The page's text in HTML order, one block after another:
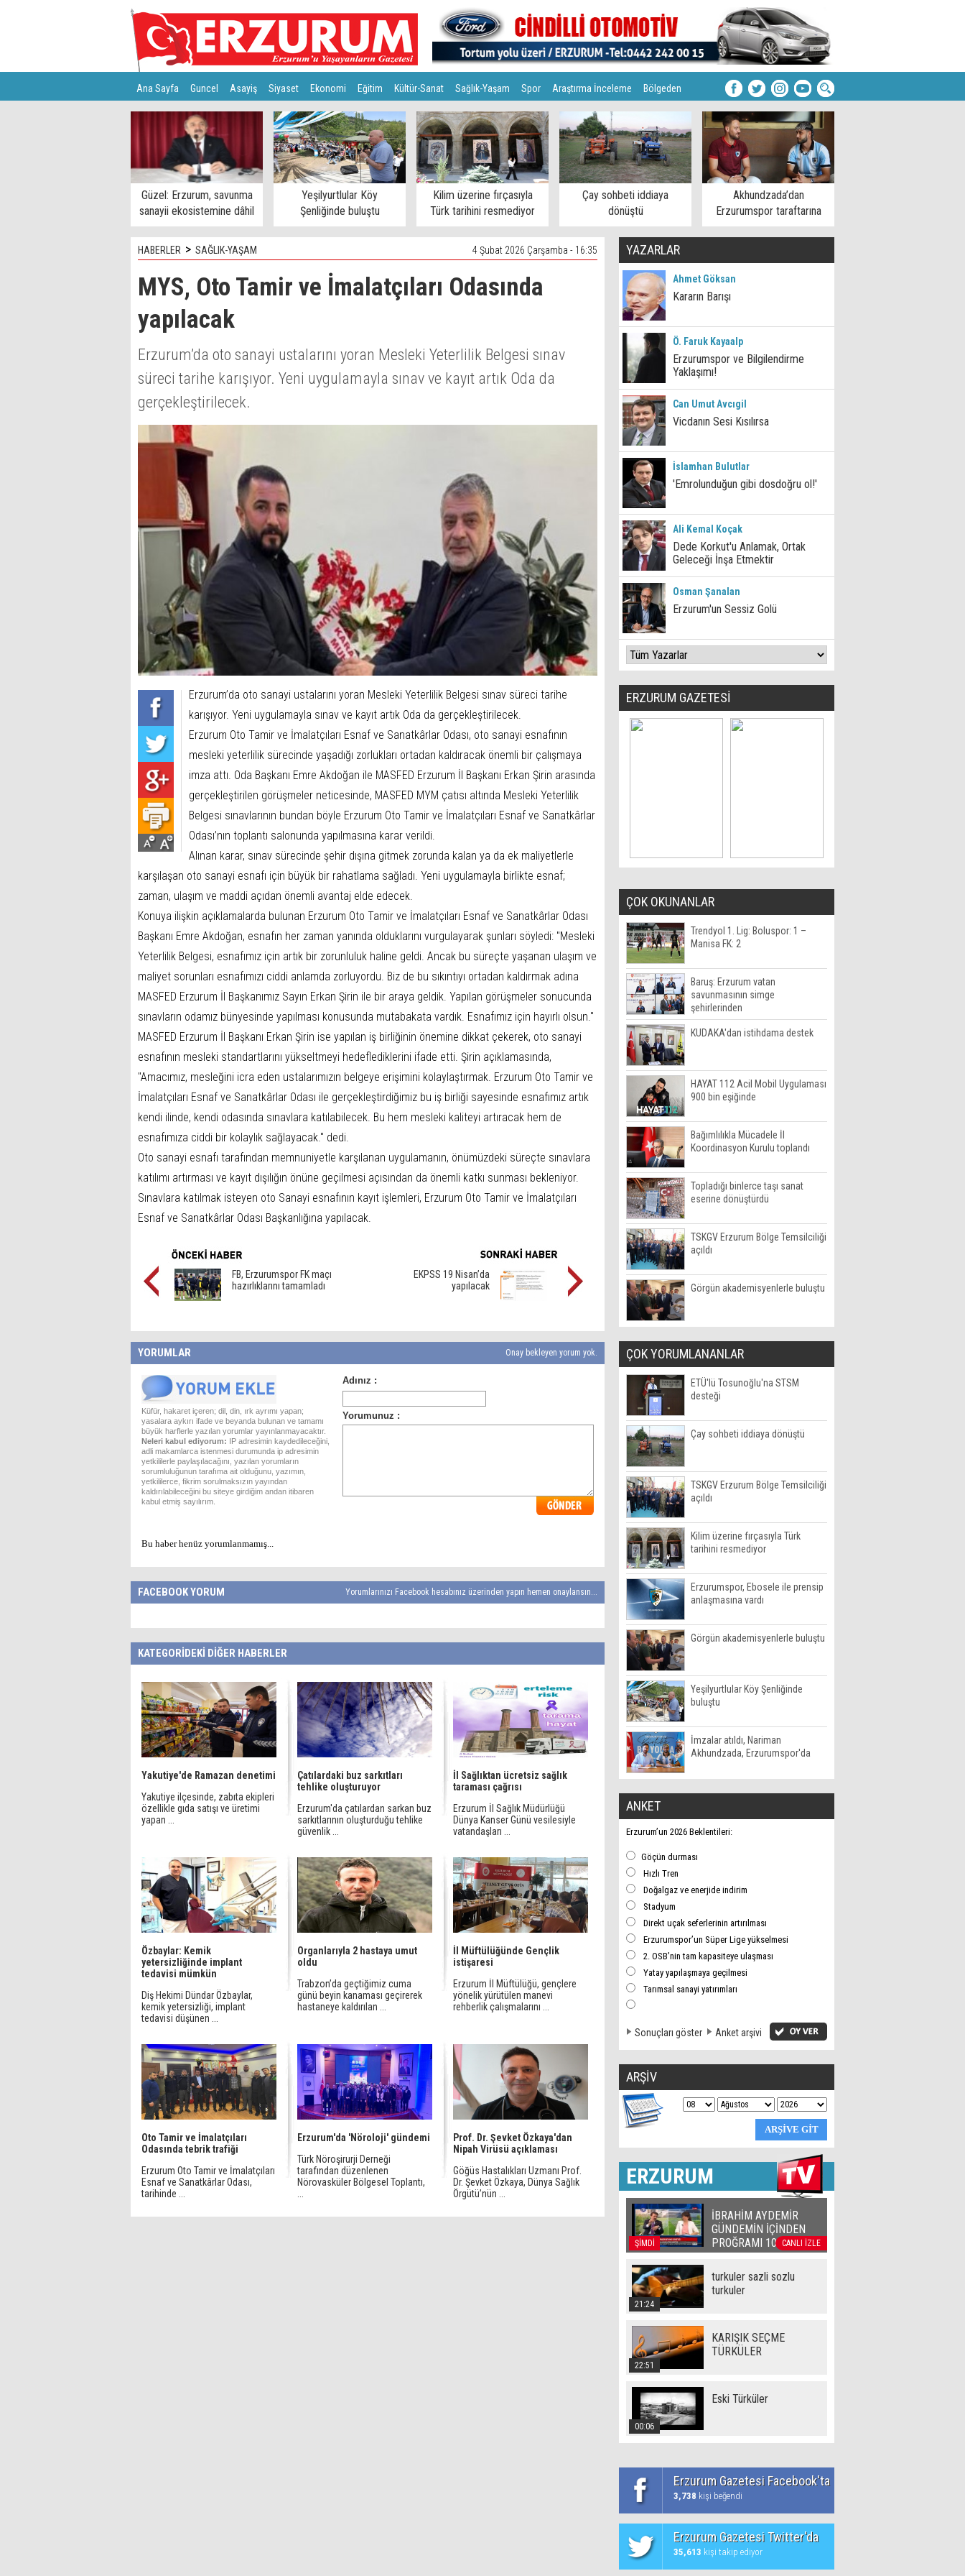
Ana Sayfa Guncel Asayiş Siyaset Ekonomi Eğitim Kültür-Sanat Sağlık-Yaşam Spor Araştırma İnceleme Bölgeden
Teknoloji
Güzel: Erzurum, savunma
sanayii ekosistemine dâhil
edilmeli
Yeşilyurtlular Köy
Şenliğinde buluştu
Kilim üzerine fırçasıyla
Türk tarihini resmediyor
Çay sohbeti iddiaya
dönüştü
Akhundzada’dan
Erzurumspor taraftarına
mesaj
HABERLER > SAĞLIK-YAŞAM 4 Şubat 2026 Çarşamba - 16:35
MYS, Oto Tamir ve İmalatçıları Odasında
yapılacak
Erzurum’da oto sanayi ustalarını yoran Mesleki Yeterlilik Belgesi sınav
süreci tarihe karışıyor. Yeni uygulamayla sınav ve kayıt artık Oda da
gerçekleştirilecek.
Erzurum’da oto sanayi ustalarını yoran Mesleki Yeterlilik Belgesi sınav süreci tarihe
karışıyor. Yeni uygulamayla sınav ve kayıt artık Oda da gerçekleştirilecek.
Erzurum Oto Tamir ve İmalatçıları Esnaf ve Sanatkârlar Odası, oto sanayi esnafının
mesleki yeterlilik sürecinde yaşadığı zorlukları ortadan kaldıracak önemli bir çalışmaya
imza attı. Oda Başkanı Emre Akdoğan ile MASFED Erzurum İl Başkanı Erkan Şirin arasında
gerçekleştirilen görüşmeler neticesinde, MASFED MYM çatısı altında Mesleki Yeterlilik
Belgesi sınavlarının bundan böyle Erzurum Oto Tamir ve İmalatçıları Esnaf ve Sanatkârlar
Odası’nın toplantı salonunda yapılmasına karar verildi.
Alınan karar, sınav sürecinde şehir dışına gitmek zorunda kalan ya da ek maliyetlerle
karşılaşan oto sanayi esnafı için büyük bir rahatlama sağladı. Yeni uygulamayla birlikte esnaf;
zaman, ulaşım ve maddi açıdan önemli avantaj elde edecek.
Konuya ilişkin açıklamalarda bulunan Erzurum Oto Tamir ve İmalatçıları Esnaf ve Sanatkârlar Odası
Başkanı Emre Akdoğan, esnafın her zaman yanında olduklarını vurgulayarak şunları söyledi: "Mesleki
Yeterlilik Belgesi, esnafımız için artık bir zorunluluk haline geldi. Ancak bu süreçte yaşanan ulaşım ve
maliyet sorunları esnafımızı ciddi anlamda zorluyordu. Biz de bu sıkıntıyı ortadan kaldırmak adına
MASFED Erzurum İl Başkanımız Sayın Erkan Şirin ile bir araya geldik. Yapılan görüşmeler sonucunda
sınavların odamız bünyesinde yapılması konusunda mutabakata vardık. Esnafımız için hayırlı olsun."
MASFED Erzurum İl Başkanı Erkan Şirin ise yapılan iş birliğinin önemine dikkat çekerek, oto sanayi
esnafının mesleki standartlarını yükseltmeyi hedeflediklerini ifade etti. Şirin açıklamasında,
"Amacımız, mesleğini icra eden ustalarımızın belgeye erişimini kolaylaştırmak. Erzurum Oto Tamir ve
İmalatçıları Esnaf ve Sanatkârlar Odası ile gerçekleştirdiğimiz bu iş birliği sayesinde esnafımız artık
kendi ilinde, kendi odasında sınavlara katılabilecek. Bu hem mesleki kaliteyi artıracak hem de
esnafımıza ciddi bir kolaylık sağlayacak." dedi.
Oto sanayi esnafı tarafından memnuniyetle karşılanan uygulamanın, önümüzdeki süreçte sınavlara
katılımı artırması ve kayıt dışılığın önüne geçilmesi açısından da önemli katkı sunması bekleniyor.
Sınavlara katılmak isteyen oto Sanayi esnafının kayıt işlemleri, Erzurum Oto Tamir ve İmalatçıları
Esnaf ve Sanatkârlar Odası Başkanlığına yapılacak.
FB, Erzurumspor FK maçı
hazırlıklarını tamamladı
EKPSS 19 Nisan’da
yapılacak
YORUMLAR Onay bekleyen yorum yok.
Küfür, hakaret içeren; dil, din, ırk ayrımı yapan;
yasalara aykırı ifade ve beyanda bulunan ve tamamı
büyük harflerle yazılan yorumlar yayınlanmayacaktır.
Neleri kabul ediyorum: IP adresimin kaydedileceğini,
adli makamlarca istenmesi durumunda ip adresimin
yetkililerle paylaşılacağını, yazılan yorumların
sorumluluğunun tarafıma ait olduğunu, yazımın,
yetkililerce, fikrim sorulmaksızın yayından
kaldırılabileceğini bu siteye girdiğim andan itibaren
kabul etmiş sayılırım.
Bu haber henüz yorumlanmamış...
FACEBOOK YORUM Yorumlarınızı Facebook hesabınız üzerinden yapın hemen onaylansın...
KATEGORİDEKİ DİĞER HABERLER
Yakutiye'de Ramazan denetimi
Yakutiye ilçesinde, zabıta ekipleri
özellikle gıda satışı ve üretimi
yapan ...
Çatılardaki buz sarkıtları
tehlike oluşturuyor
Erzurum'da çatılardan sarkan buz
sarkıtlarının oluşturduğu tehlike
güvenlik ...
İl Sağlıktan ücretsiz sağlık
taraması çağrısı
Erzurum İl Sağlık Müdürlüğü
Dünya Kanser Günü vesilesiyle
vatandaşları ...
Özbaylar: Kemik
yetersizliğinde implant
tedavisi mümkün
Diş Hekimi Dündar Özbaylar,
kemik yetersizliği, implant
tedavisi düşünen ...
Organlarıyla 2 hastaya umut
oldu
Trabzon’da geçtiğimiz cuma
günü beyin kanaması geçirerek
hastaneye kaldırılan ...
İl Müftülüğünde Gençlik
istişaresi
Erzurum İl Müftülüğü, gençlere
yönelik yürütülen manevi
rehberlik çalışmalarını ...
Oto Tamir ve İmalatçıları
Odasında tebrik trafiği
Erzurum Oto Tamir ve İmalatçıları
Esnaf ve Sanatkârlar Odası,
tarihinde ...
Erzurum'da 'Nöroloji' gündemi
Türk Nöroşirurji Derneği
tarafından düzenlenen
Nörovasküler Bölgesel Toplantı,
Prof. Dr. Şevket Özkaya'dan
Nipah Virüsü açıklaması
Göğüs Hastalıkları Uzmanı Prof.
Dr. Şevket Özkaya, Dünya Sağlık
Örgütü’nün ...
YAZARLAR
Ahmet Göksan
Kararın Barışı
Ö. Faruk Kayaalp
Erzurumspor ve Bilgilendirme
Yaklaşımı!
Can Umut Avcıgil
Vicdanın Sesi Kısılırsa
İslamhan Bulutlar
'Emrolunduğun gibi dosdoğru ol!'
Ali Kemal Koçak
Dede Korkut'u Anlamak, Ortak
Geleceği İnşa Etmektir
Osman Şanalan
Erzurum'un Sessiz Golü
ERZURUM GAZETESİ
ÇOK OKUNANLAR
Trendyol 1. Lig: Boluspor: 1 –
Manisa FK: 2
Baruş: Erzurum vatan
savunmasının simge
şehirlerinden
KUDAKA'dan istihdama destek
HAYAT 112 Acil Mobil Uygulaması
900 bin eşiğinde
Bağımlılıkla Mücadele İl
Koordinasyon Kurulu toplandı
Topladığı binlerce taşı sanat
eserine dönüştürdü
TSKGV Erzurum Bölge Temsilciliği
açıldı
Görgün akademisyenlerle buluştu
ÇOK YORUMLANANLAR
ETÜ'lü Tosunoğlu'na STSM
desteği
Çay sohbeti iddiaya dönüştü
TSKGV Erzurum Bölge Temsilciliği
açıldı
Kilim üzerine fırçasıyla Türk
tarihini resmediyor
Erzurumspor, Ebosele ile prensip
anlaşmasına vardı
Görgün akademisyenlerle buluştu
Yeşilyurtlular Köy Şenliğinde
buluştu
İmzalar atıldı, Nariman
Akhundzada, Erzurumspor'da
ANKET
Erzurum’un 2026 Beklentileri:
Göçün durması
Hızlı Tren
Doğalgaz ve enerjide indirim
Stadyum
Direkt uçak seferlerinin artırılması
Erzurumspor’un Süper Lige yükselmesi
2. OSB’nin tam kapasiteye ulaşması
Yatay yapılaşmaya geçilmesi
Tarımsal sanayi yatırımları
Sonuçları göster Anket arşivi
ARŞİV
ERZURUM
ŞİMDİ CANLI İZLE
İBRAHİM AYDEMİR
GÜNDEMİN İÇİNDEN
PROĞRAMI 10 04 2018
21:24
turkuler sazli sozlu
turkuler
22:51
KARIŞIK SEÇME
TÜRKÜLER
00:06
Eski Türküler
Erzurum Gazetesi Facebook'ta
3,738 kişi beğendi
Erzurum Gazetesi Twitter'da
35,613 kişi takip ediyor